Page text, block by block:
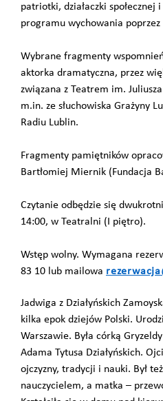
patriotki, działaczki
programu wychowania poprzez
Wybrane fragmenty
aktorka dramatyczna, przez
związana z Teatrem im.
m.in. ze słuchowiska Grażyny
Radiu Lublin.
Fragmenty pamiętników
Bartłomiej Miernik (Fundacja
Czytanie odbędzie się
14:00, w Teatralni (I piętro).
Wstęp wolny. Wymagana
83 10 lub mailowa
Jadwiga z Działyńskich
kilka epok dziejów Polski.
Warszawie. Była córką
Adama Tytusa Działyńskich.
ojczyzny, tradycji i nauki. Był
nauczycielem, a matka –